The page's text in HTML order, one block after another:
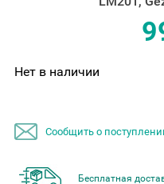
Нет в наличии
Сообщить о
Бесплатная